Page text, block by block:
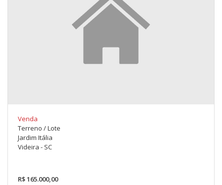
Venda
Terreno / Lote
Jardim Itália
Videira - SC
R$ 165.000,00